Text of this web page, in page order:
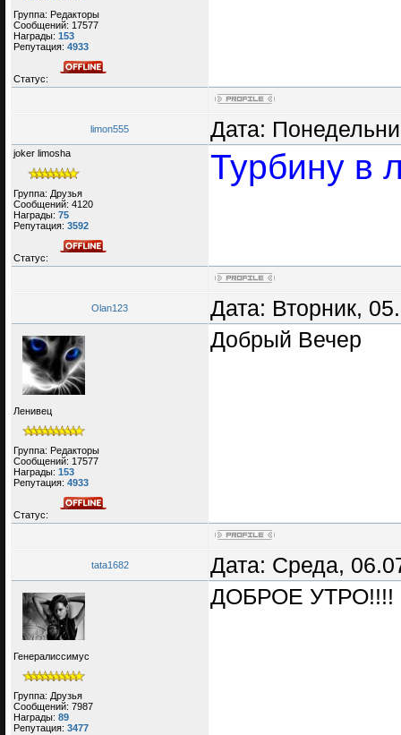
Группа: Редакторы
Сообщений: 17577
Награды: 153
Репутация: 4933
Статус:
limon555 Дата:
joker limosha
Группа: Друзья
Сообщений: 4120
Награды: 75
Репутация: 3592
Статус:
Турбину в
Olan123 Дата: Вторник,
Ленивец
Группа: Редакторы
Сообщений: 17577
Награды: 153
Репутация: 4933
Статус:
Добрый Вечер
tata1682 Дата: Среда,
Генералиссимус
Группа: Друзья
Сообщений: 7987
Награды: 89
Репутация: 3477
ДОБРОЕ УТРО!!!!